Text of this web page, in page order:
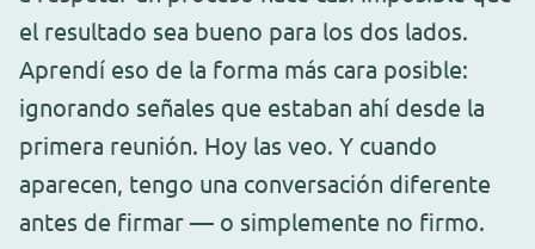
el resultado sea bueno para los dos lados.
Aprendí eso de la forma más cara posible:
ignorando señales que estaban ahí desde la
primera reunión. Hoy las veo. Y cuando
aparecen, tengo una conversación diferente
antes de firmar — o simplemente no firmo.